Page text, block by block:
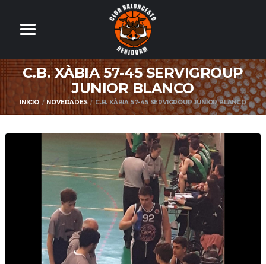
C.B. XÀBIA 57-45 SERVIGROUP
JUNIOR BLANCO
INICIO NOVEDADES C.B. XÀBIA 57-45 SERVIGROUP JUNIOR BLANCO